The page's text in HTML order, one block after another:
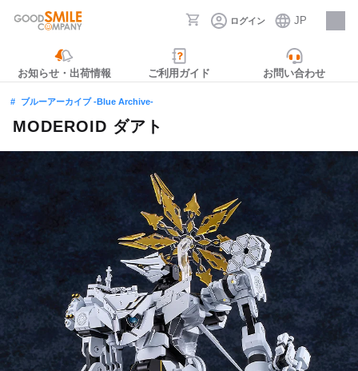
ログイン JP
採用情報
お知らせ・出荷情報 ご利用ガイド お問い合わせ
ブルーアーカイブ -Blue Archive-
MODEROID ダアト